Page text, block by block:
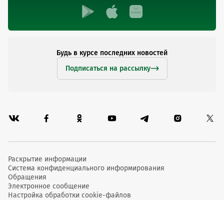
Будь в курсе последних новостей
Подписаться на рассылку
Раскрытие информации
Система конфиденциального информирования
Обращения
Электронное сообщение
Настройка обработки cookie-файлов